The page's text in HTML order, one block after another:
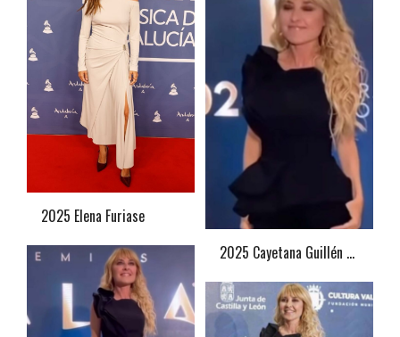
2025 Elena Furiase
2025 Cayetana Guillén Cuervo